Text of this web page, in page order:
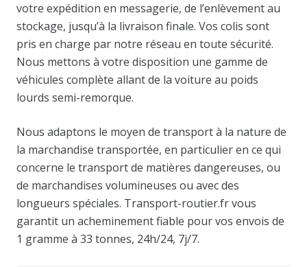
votre expédition en messagerie, de l’enlèvement au
stockage, jusqu’à la livraison finale. Vos colis sont
pris en charge par notre réseau en toute sécurité.
Nous mettons à votre disposition une gamme de
véhicules complète allant de la voiture au poids
lourds semi-remorque.
Nous adaptons le moyen de transport à la nature de
la marchandise transportée, en particulier en ce qui
concerne le transport de matières dangereuses, ou
de marchandises volumineuses ou avec des
longueurs spéciales. Transport-routier.fr vous
garantit un acheminement fiable pour vos envois de
1 gramme à 33 tonnes, 24h/24, 7j/7.